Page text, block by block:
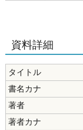
資料詳細
タイトル
書名カナ
著者
著者カナ